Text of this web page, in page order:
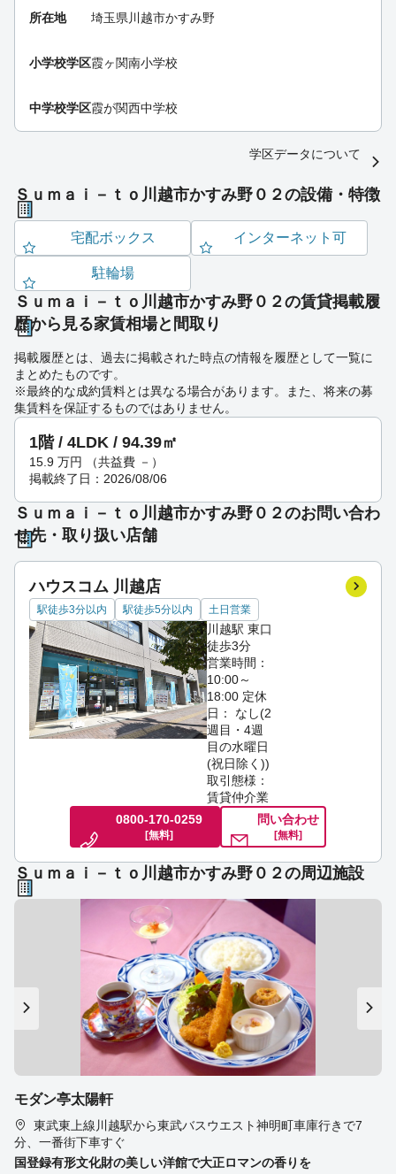
所在地 埼玉県川越市かすみ野
小学校学区霞ヶ関南小学校
中学校学区霞が関西中学校
学区データについて
Ｓｕｍａｉ－ｔｏ川越市かすみ野０２の設備・特徴
宅配ボックス インターネット可
駐輪場
Ｓｕｍａｉ－ｔｏ川越市かすみ野０２の賃貸掲載履
歴から見る家賃相場と間取り
掲載履歴とは、過去に掲載された時点の情報を履歴として一覧に
まとめたものです。
※最終的な成約賃料とは異なる場合があります。また、将来の募
集賃料を保証するものではありません。
1階 / 4LDK / 94.39㎡
15.9 万円 （共益費 －）
掲載終了日：2026/08/06
Ｓｕｍａｉ－ｔｏ川越市かすみ野０２のお問い合わ
せ先・取り扱い店舗
ハウスコム 川越店
駅徒歩3分以内 駅徒歩5分以内 土日営業
川越駅 東口
徒歩3分
営業時間：
10:00～
18:00 定休
日： なし(2
週目・4週
目の水曜日
(祝日除く))
取引態様：
賃貸仲介業
0800-170-0259
[無料]
問い合わせ
[無料]
Ｓｕｍａｉ－ｔｏ川越市かすみ野０２の周辺施設
モダン亭太陽軒
東武東上線川越駅から東武バスウエスト神明町車庫行きで7
分、一番街下車すぐ
国登録有形文化財の美しい洋館で大正ロマンの香りを